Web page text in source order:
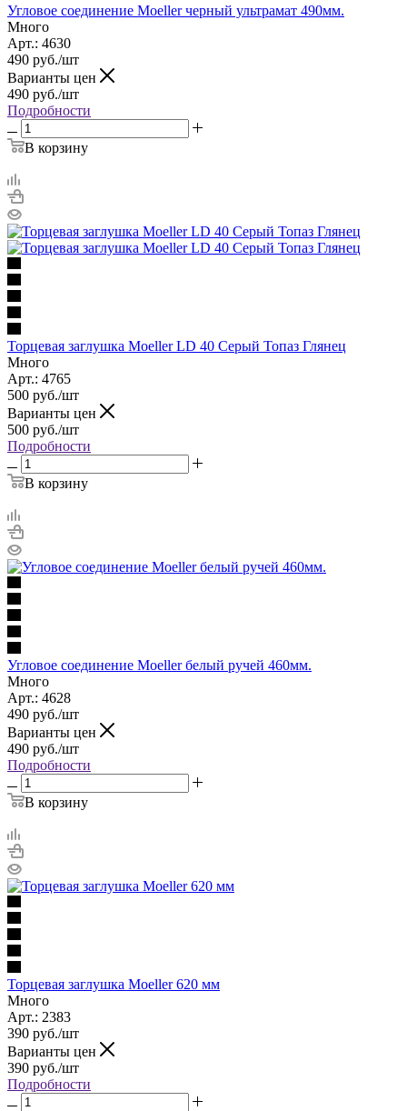
Угловое соединение Moeller черный ультрамат 490мм.
Много
Арт.: 4630
490 руб./шт
Варианты цен
490 руб./шт
Подробности
В корзину
Торцевая заглушка Moeller LD 40 Серый Топаз Глянец
Много
Арт.: 4765
500 руб./шт
Варианты цен
500 руб./шт
Подробности
В корзину
Угловое соединение Moeller белый ручей 460мм.
Много
Арт.: 4628
490 руб./шт
Варианты цен
490 руб./шт
Подробности
В корзину
Торцевая заглушка Moeller 620 мм
Много
Арт.: 2383
390 руб./шт
Варианты цен
390 руб./шт
Подробности